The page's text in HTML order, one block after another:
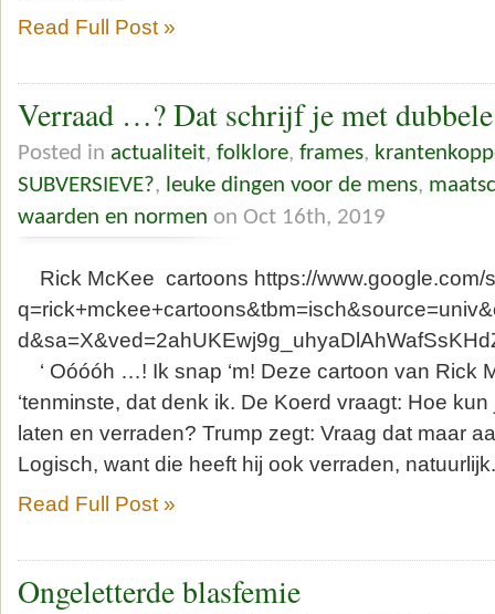
Read Full Post »
Verraad …? Dat schrijf je met
Posted in actualiteit, folklore, frames,
SUBVERSIEVE?, leuke dingen voor de mens,
waarden en normen on Oct 16th, 2019
Rick McKee cartoons https://www.google.com/
‘ Oóóóh …! Ik snap ‘m! Deze cartoon van Rick
‘tenminste, dat denk ik. De Koerd vraagt: Hoe
laten en verraden? Trump zegt: Vraag dat maar
Logisch, want die heeft hij ook verraden,
Read Full Post »
Ongeletterde blasfemie